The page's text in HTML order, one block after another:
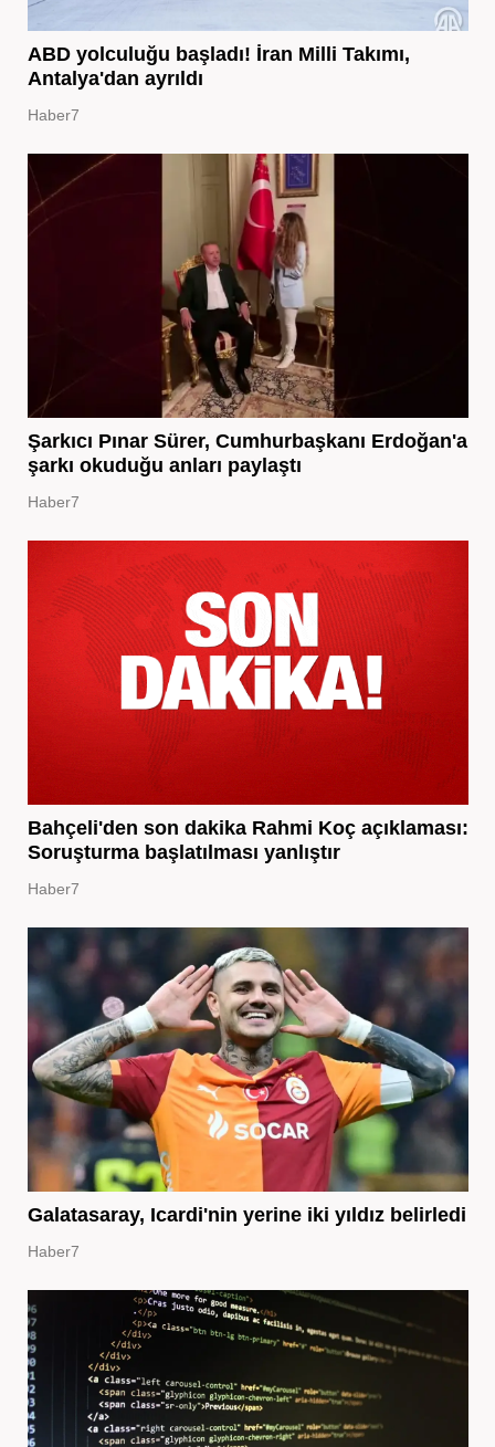
ABD yolculuğu başladı! İran Milli Takımı,
Antalya'dan ayrıldı
Haber7
Şarkıcı Pınar Sürer, Cumhurbaşkanı Erdoğan'a
şarkı okuduğu anları paylaştı
Haber7
Bahçeli'den son dakika Rahmi Koç açıklaması:
Soruşturma başlatılması yanlıştır
Haber7
Galatasaray, Icardi'nin yerine iki yıldız belirledi
Haber7